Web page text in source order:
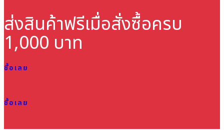
ส่งสินค้าฟรีเมื่อสั่งซื้อครบ
1,000 บาท
ซื้อเลย
ซื้อเลย